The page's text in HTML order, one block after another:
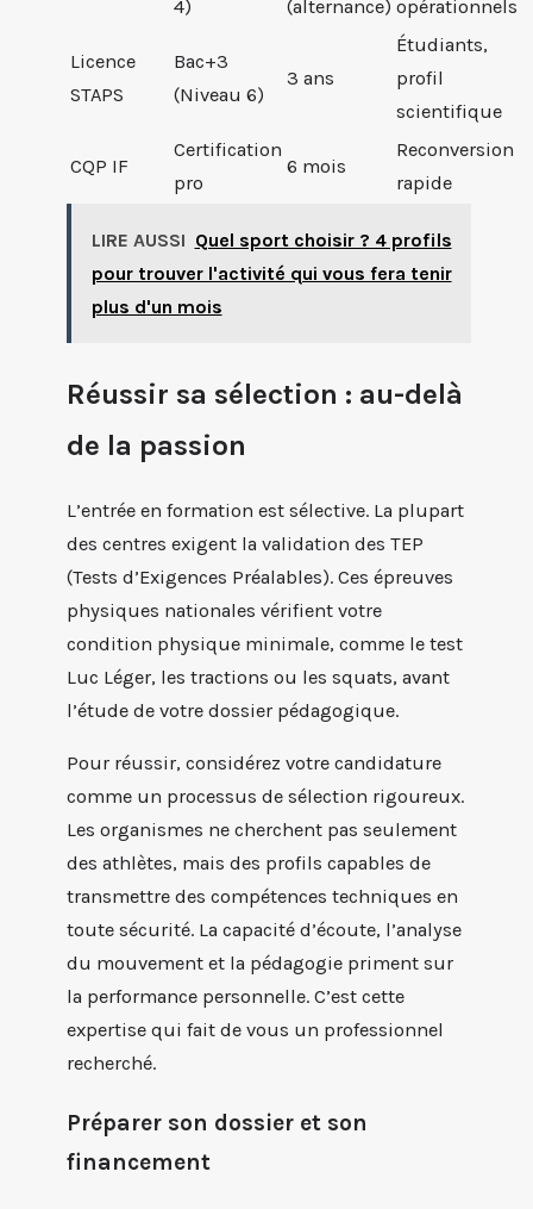
4)
(alternance) opérationnels
Licence
STAPS
Bac+3
(Niveau 6)
3 ans
Étudiants,
profil
scientifique
CQP IF
Certification
pro
6 mois
Reconversion
rapide
LIRE AUSSI Quel sport choisir ? 4 profils
pour trouver l'activité qui vous fera tenir
plus d'un mois
Réussir sa sélection : au-delà
de la passion
L’entrée en formation est sélective. La plupart
des centres exigent la validation des TEP
(Tests d’Exigences Préalables). Ces épreuves
physiques nationales vérifient votre
condition physique minimale, comme le test
Luc Léger, les tractions ou les squats, avant
l’étude de votre dossier pédagogique.
Pour réussir, considérez votre candidature
comme un processus de sélection rigoureux.
Les organismes ne cherchent pas seulement
des athlètes, mais des profils capables de
transmettre des compétences techniques en
toute sécurité. La capacité d’écoute, l’analyse
du mouvement et la pédagogie priment sur
la performance personnelle. C’est cette
expertise qui fait de vous un professionnel
recherché.
Préparer son dossier et son
financement